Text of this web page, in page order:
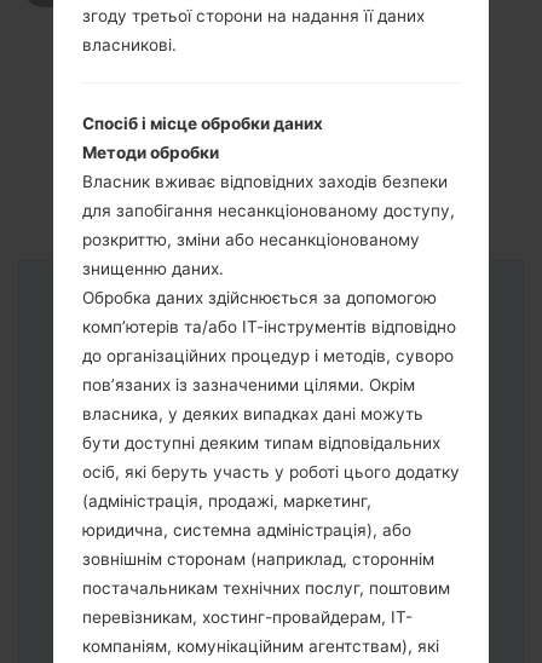
Інструкції
згоду третьої сторони на надання її даних
власникові.
Спосіб і місце обробки даних
Методи обробки
Власник вживає відповідних заходів безпеки
для запобігання несанкціонованому доступу,
розкриттю, зміни або несанкціонованому
знищенню даних.
Обробка даних здійснюється за допомогою
комп’ютерів та/або ІТ-інструментів відповідно
до організаційних процедур і методів, суворо
пов’язаних із зазначеними цілями. Окрім
власника, у деяких випадках дані можуть
бути доступні деяким типам відповідальних
осіб, які беруть участь у роботі цього додатку
(адміністрація, продажі, маркетинг,
юридична, системна адміністрація), або
зовнішнім сторонам (наприклад, стороннім
постачальникам технічних послуг, поштовим
перевізникам, хостинг-провайдерам, ІТ-
компаніям, комунікаційним агентствам), які